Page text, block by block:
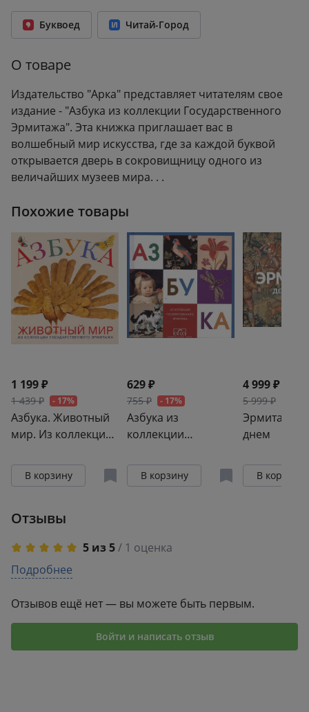
Формат: 213x215 мм
Вес: 0.50 кг
Буквоед Читай-Город
О товаре
Издательство "Арка" представляет читателям свое
издание - "Азбука из коллекции Государственного
Эрмитажа". Эта книжка приглашает вас в
волшебный мир искусства, где за каждой буквой
открывается дверь в сокровищницу одного из
величайших музеев мира. . .
Похожие товары
1 199 ₽
1 439 ₽ - 17%
Азбука. Животный
мир. Из коллекции
Эрмитажа
В корзину
629 ₽
755 ₽ - 17%
Азбука из
коллекции
Эрмитажа (мини)
В корзину
4 999 ₽
5 999 ₽
Эрмитаж.
днем
В корзину
Отзывы
5 из 5/ 1 оценка
5
3
2
0
Подробнее
Отзывов ещё нет — вы можете быть первым.
Войти и написать отзыв